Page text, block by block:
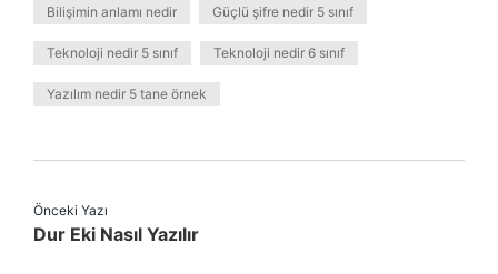
Bilişimin anlamı nedir Güçlü şifre nedir 5 sınıf
Teknoloji nedir 5 sınıf Teknoloji nedir 6 sınıf
Yazılım nedir 5 tane örnek
Önceki Yazı
Dur Eki Nasıl Yazılır